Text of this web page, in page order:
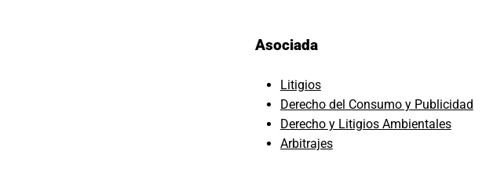
Asociada
Litigios
Derecho del Consumo y Publicidad
Derecho y Litigios Ambientales
Arbitrajes